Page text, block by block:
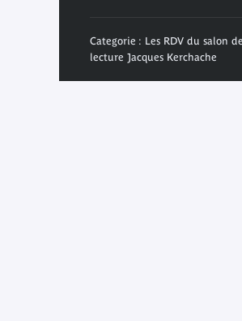
Categorie : Les RDV du salon de
lecture Jacques Kerchache